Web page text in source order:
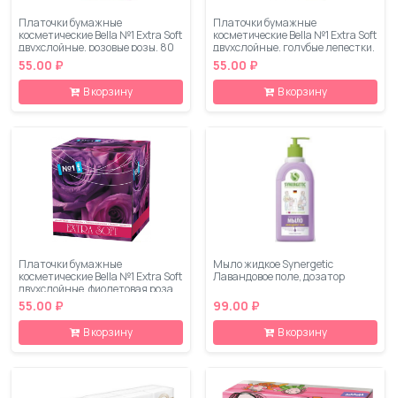
Платочки бумажные
косметические Bella №1 Extra Soft
двухслойные, розовые розы, 80
шт
55.00 ₽
В корзину
Платочки бумажные
косметические Bella №1 Extra Soft
двухслойные, голубые лепестки,
80 шт
55.00 ₽
В корзину
Платочки бумажные
косметические Bella №1 Extra Soft
двухслойные, фиолетовая роза,
80 шт
55.00 ₽
В корзину
Мыло жидкое Synergetic
Лавандовое поле, дозатор
99.00 ₽
В корзину